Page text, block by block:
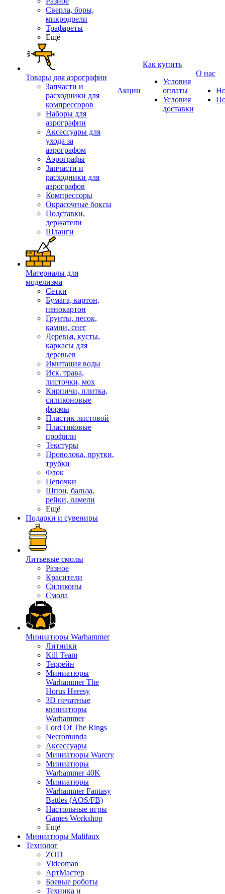
Сверла, боры,
микродрели
Трафареты
Ещё
Товары для аэрографии
Запчасти и
расходники для
компрессоров
Наборы для
аэрографии
Аксессуары для
ухода за
аэрографом
Аэрографы
Запчасти и
расходники для
аэрографов
Компрессоры
Окрасочные боксы
Подставки,
держатели
Шланги
Материалы для
моделизма
Сетки
Бумага, картон,
пенокартон
Грунты, песок,
камни, снег
Деревья, кусты,
каркасы для
деревьев
Имитация воды
Иск. трава,
листочки, мох
Кирпичи, плитка,
силиконовые
формы
Пластик листовой
Пластиковые
профили
Текстуры
Проволока, прутки,
трубки
Флок
Цепочки
Шпон, бальза,
рейки, ламели
Ещё
Подарки и сувениры
Литьевые смолы
Разное
Красители
Силиконы
Смола
Миниатюры Warhammer
Литники
Kill Team
Террейн
Миниатюры
Warhammer The
Horus Heresy
3D печатные
миниатюры
Warhammer
Lord Of The Rings
Necromunda
Аксессуары
Миниатюры Warcry
Миниатюры
Warhammer 40K
Миниатюры
Warhammer Fantasy
Battles (AOS/FB)
Настольные игры
Games Workshop
Ещё
Миниатюры Malifaux
Технолог
ZOD
Videoman
АртМастер
Боевые роботы
Техника и
Акции
Как купить
Условия
оплаты
Условия
доставки
О нас